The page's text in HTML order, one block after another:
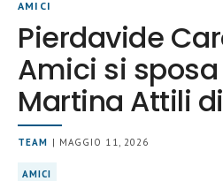
AMICI
Pierdavide
Amici si
Martina Attili
TEAM | MAGGIO 11, 2026
AMICI